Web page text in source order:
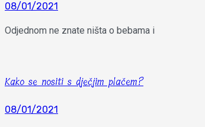
08/01/2021
Odjednom ne znate ništa o bebama i
Kako se nositi s dječjim plačem?
08/01/2021